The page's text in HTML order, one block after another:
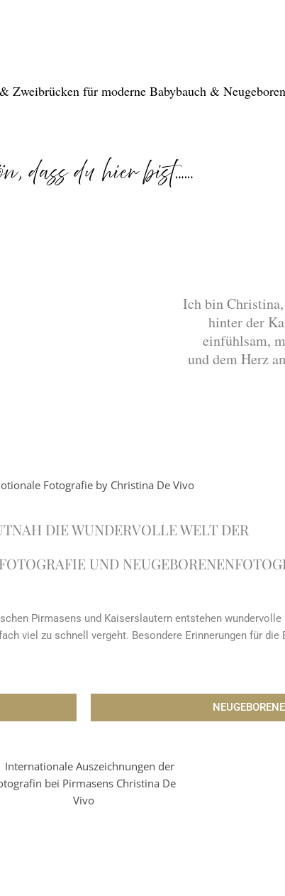
Zweibrücken für moderne Babybauch &
Ich bin
hinter der
einfühlsam,
und dem Herz
DIE WUNDERVOLLE WELT DER
UND
Pirmasens und Kaiserslautern entstehen
viel zu schnell vergeht. Besondere Erinnerungen für die